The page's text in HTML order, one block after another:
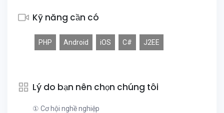
Kỹ năng cần có
PHP Android iOS C# J2EE
Lý do bạn nên chọn chúng tôi
① Cơ hội nghề nghiệp